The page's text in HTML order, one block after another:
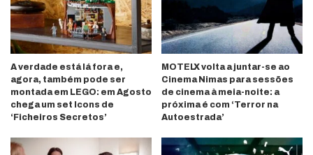
A verdade está lá fora e,
agora, também pode ser
montada em LEGO: em Agosto
chega um set Icons de
‘Ficheiros Secretos’
MOTELX volta a juntar-se ao
Cinema Nimas para sessões
de cinema à meia-noite: a
próxima é com ‘Terror na
Autoestrada’